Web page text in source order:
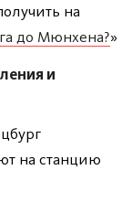
на
до Мюнхена?»
и
на станцию